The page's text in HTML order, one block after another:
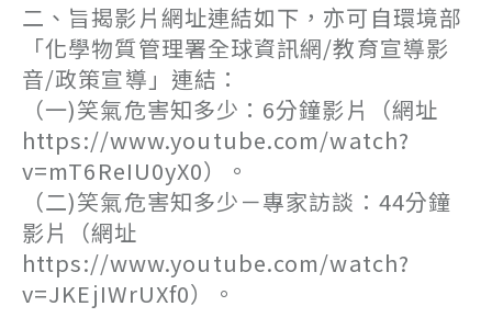
二、旨揭影片網址連結如下，亦可自環境部
「化學物質管理署全球資訊網/教育宣導影
音/政策宣導」連結：
（一)笑氣危害知多少：6分鐘影片（網址
https://www.youtube.com/watch?
v=mT6ReIU0yX0）。
（二)笑氣危害知多少－專家訪談：44分鐘
影片（網址
https://www.youtube.com/watch?
v=JKEjIWrUXf0）。